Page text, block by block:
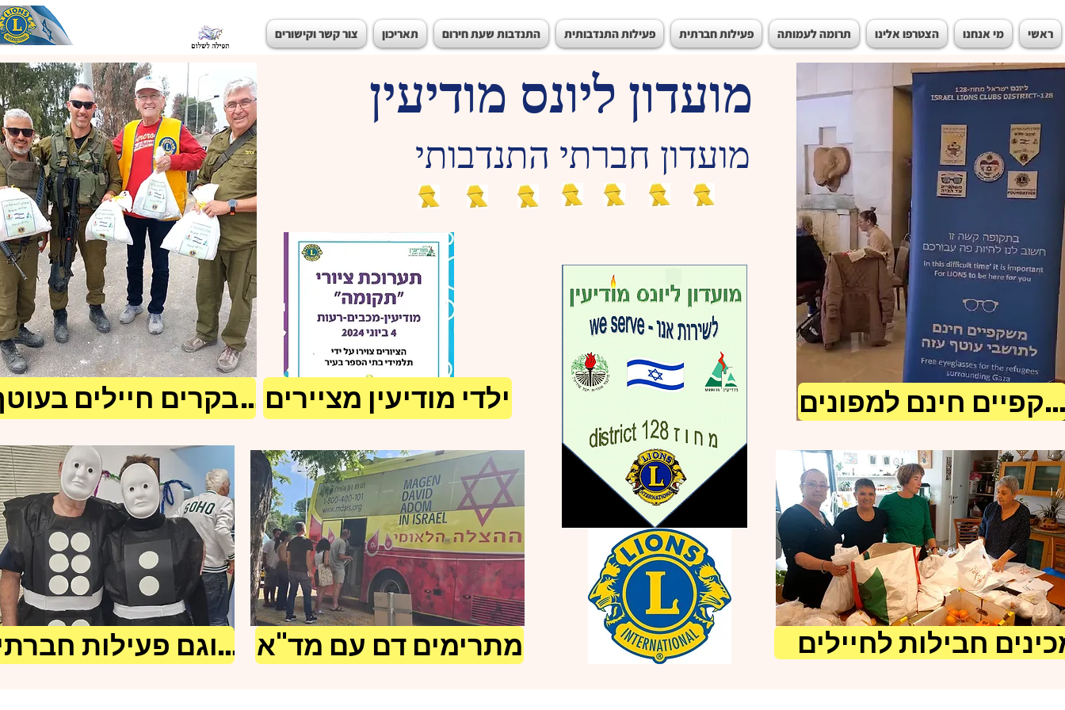
ראשי מי אנחנו הצטרפו אלינו תרומה לעמותה פעילות חברתית פעילות התנדבותית התנדבות שעת חירום תאריכון צור קשר וקישורים
מבקרים חיילים
וגם פעילות חברתית...
ילדי מודיעין מציירים חינם למפונים
חבילות לחיילים
מועדון ליונס מודיעין
מועדון חברתי התנדבותי
מתרימים דם עם מד"א